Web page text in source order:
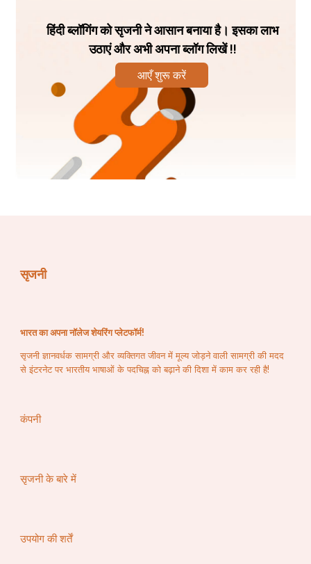
हिंदी ब्लॉगिंग को सृजनी ने आसान बनाया है। इसका लाभ
उठाएं और अभी अपना ब्लॉग लिखें !!
आएँ शुरू करें
सृजनी
भारत का अपना नॉलेज शेयरिंग प्लेटफॉर्म!
सृजनी ज्ञानवर्धक सामग्री और व्यक्तिगत जीवन में मूल्य जोड़ने वाली सामग्री की मदद
से इंटरनेट पर भारतीय भाषाओं के पदचिह्न को बढ़ाने की दिशा में काम कर रही है!
कंपनी
सृजनी के बारे में
उपयोग की शर्तें